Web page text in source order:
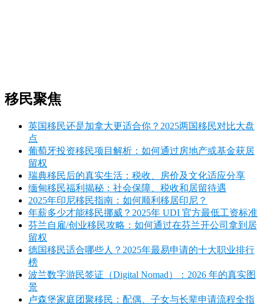
移民聚焦
英国移民还是加拿大更适合你？2025两国移民对比大盘
点
葡萄牙投资移民项目解析：如何通过房地产或基金获居
留权
瑞典移民后的真实生活：税收、房价及文化适应分享
缅甸移民福利揭秘：社会保障、税收和居留待遇
2025年印尼移民指南：如何顺利移居印尼？
年薪多少才能移民挪威？2025年 UDI 官方最低工资标准
芬兰自雇/创业移民攻略：如何通过在芬兰开公司拿到居
留权
德国移民适合哪些人？2025年最易申请的十大职业排行
榜
波兰数字游民签证（Digital Nomad）：2026 年的真实图
景
卢森堡家庭团聚移民：配偶、子女与长辈申请流程全指